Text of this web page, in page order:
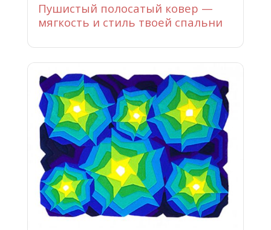
Пушистый полосатый ковер —
мягкость и стиль твоей спальни